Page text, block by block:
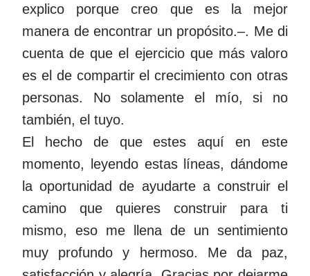
explico porque creo que es la mejor
manera de encontrar un propósito.–. Me di
cuenta de que el ejercicio que más valoro
es el de compartir el crecimiento con otras
personas. No solamente el mío, si no
también, el tuyo.
El hecho de que estes aquí en este
momento, leyendo estas líneas, dándome
la oportunidad de ayudarte a construir el
camino que quieres construir para ti
mismo, eso me llena de un sentimiento
muy profundo y hermoso. Me da paz,